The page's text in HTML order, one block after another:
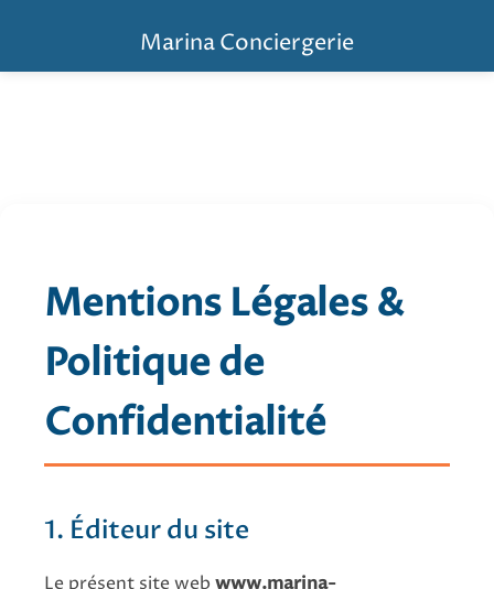
Marina Conciergerie
Mentions Légales &
Politique de
Confidentialité
1. Éditeur du site
Le présent site web www.marina-